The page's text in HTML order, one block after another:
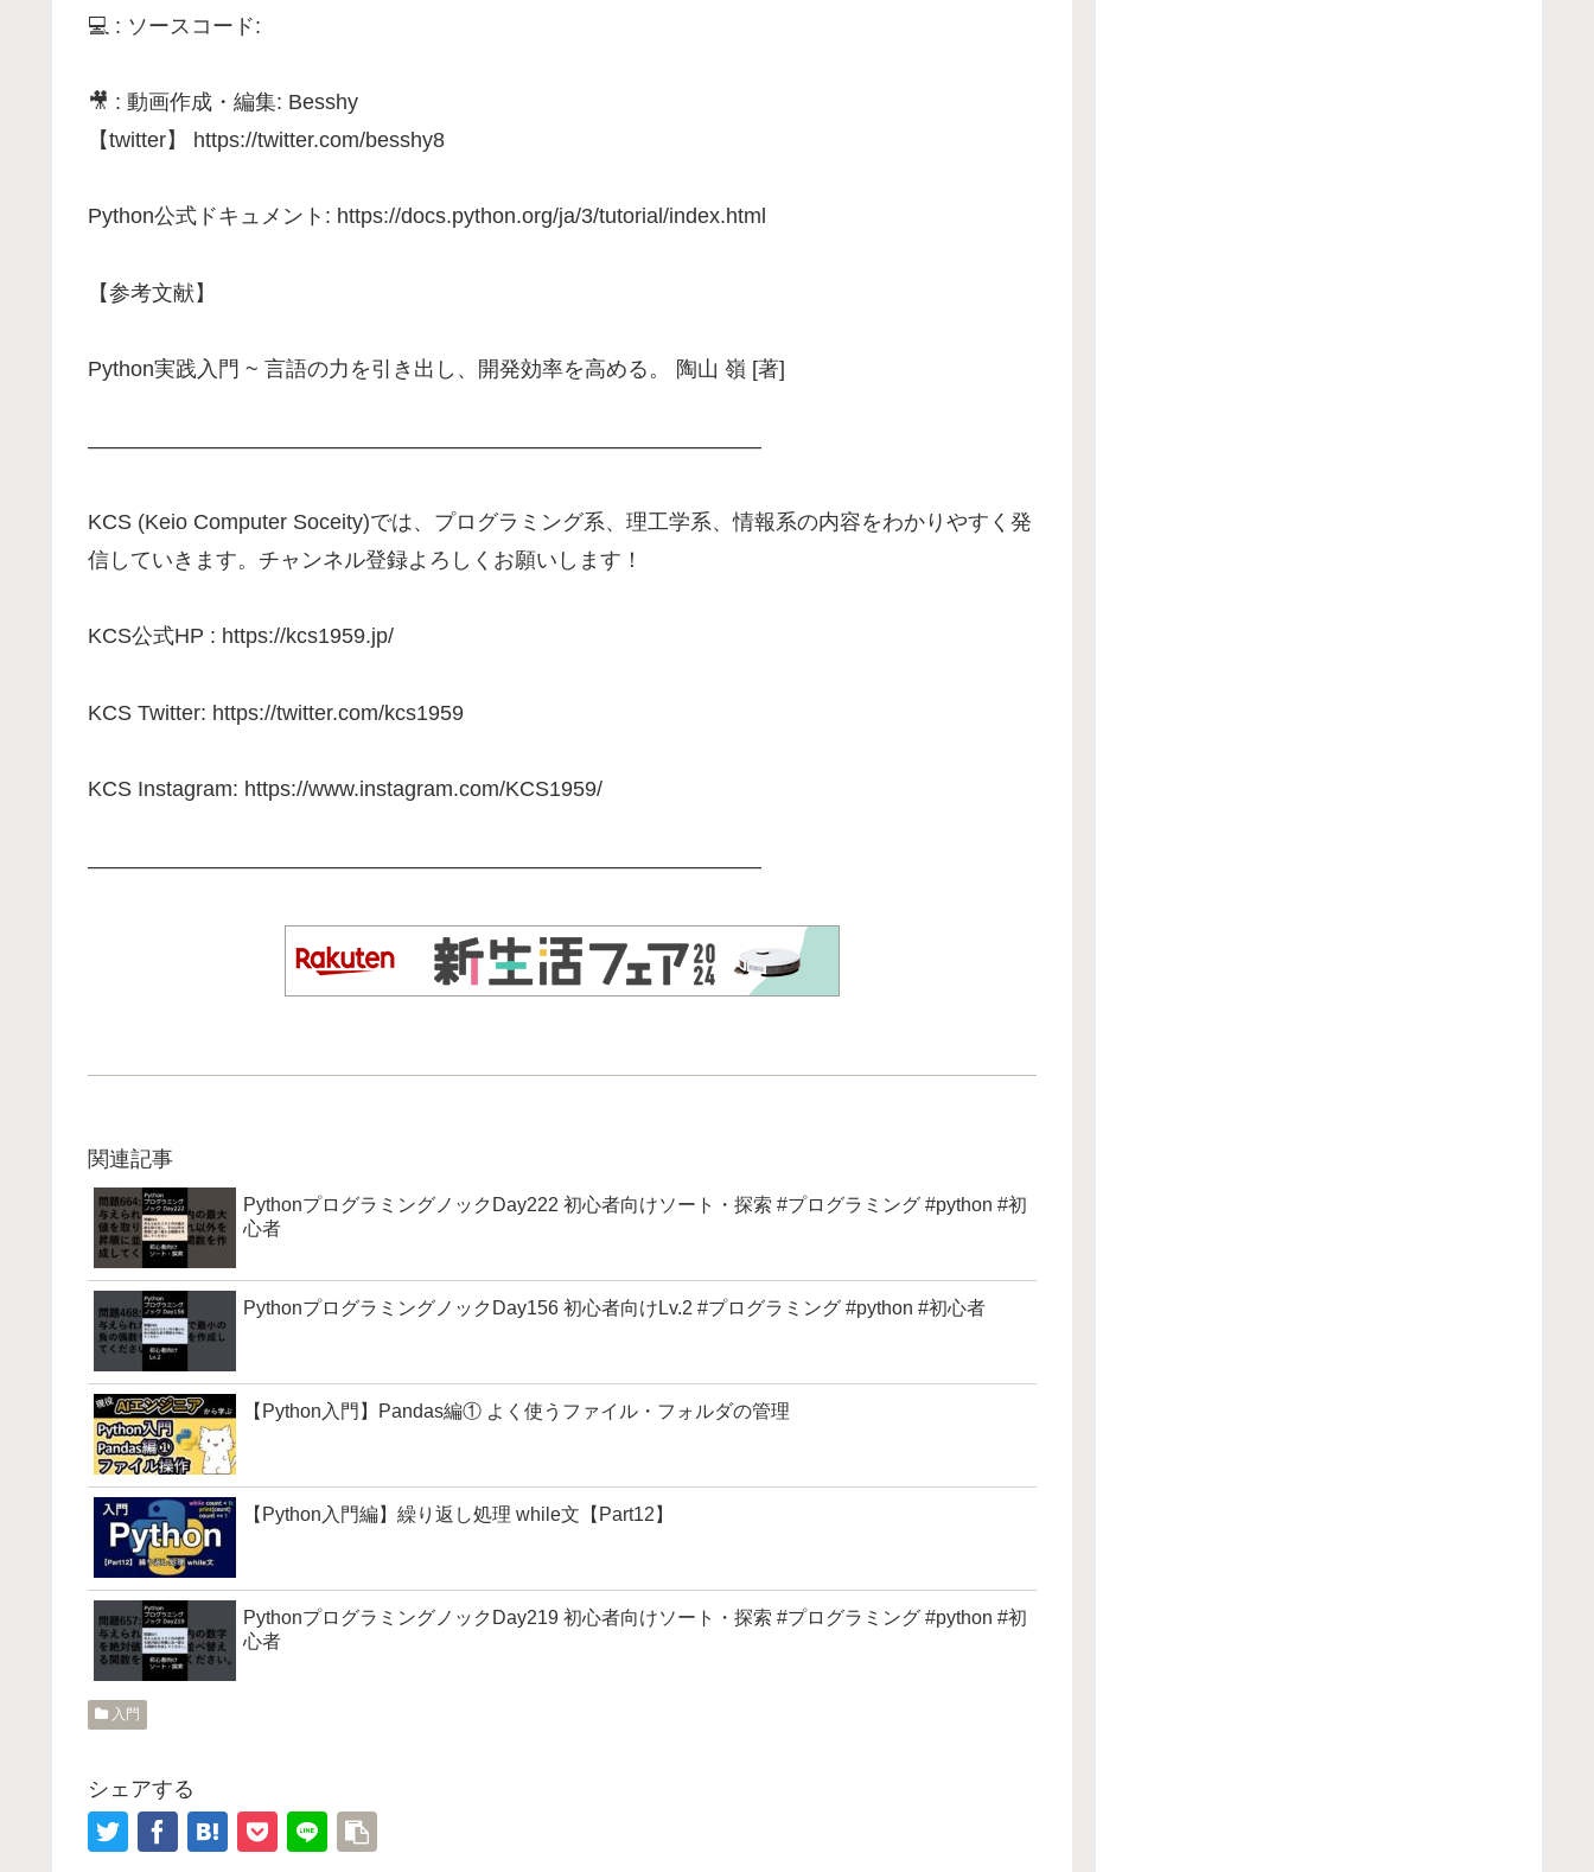
💻 : ソースコード:
🎥 : 動画作成・編集: Besshy
【twitter】 https://twitter.com/besshy8
Python公式ドキュメント: https://docs.python.org/ja/3/tutorial/index.html
【参考文献】
Python実践入門 ~ 言語の力を引き出し、開発効率を高める。 陶山 嶺 [著]
———————————————————————————————–
KCS (Keio Computer Soceity)では、プログラミング系、理工学系、情報系の内容をわかりやすく発
信していきます。チャンネル登録よろしくお願いします！
KCS公式HP : https://kcs1959.jp/
KCS Twitter: https://twitter.com/kcs1959
KCS Instagram: https://www.instagram.com/KCS1959/
———————————————————————————————–
関連記事
PythonプログラミングノックDay222 初心者向けソート・探索 #プログラミング #python #初
心者
PythonプログラミングノックDay156 初心者向けLv.2 #プログラミング #python #初心者
【Python入門】Pandas編① よく使うファイル・フォルダの管理
【Python入門編】繰り返し処理 while文【Part12】
PythonプログラミングノックDay219 初心者向けソート・探索 #プログラミング #python #初
心者
入門
シェアする